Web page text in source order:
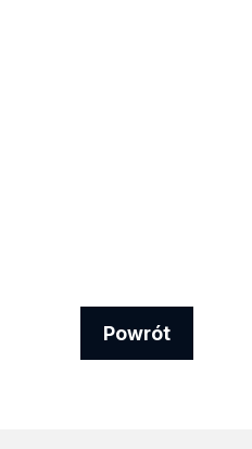
Powrót